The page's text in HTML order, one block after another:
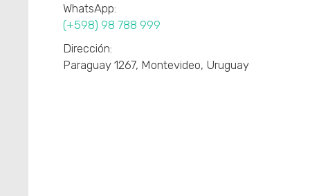
WhatsApp:
(+598) 98 788 999
Dirección:
Paraguay 1267, Montevideo, Uruguay